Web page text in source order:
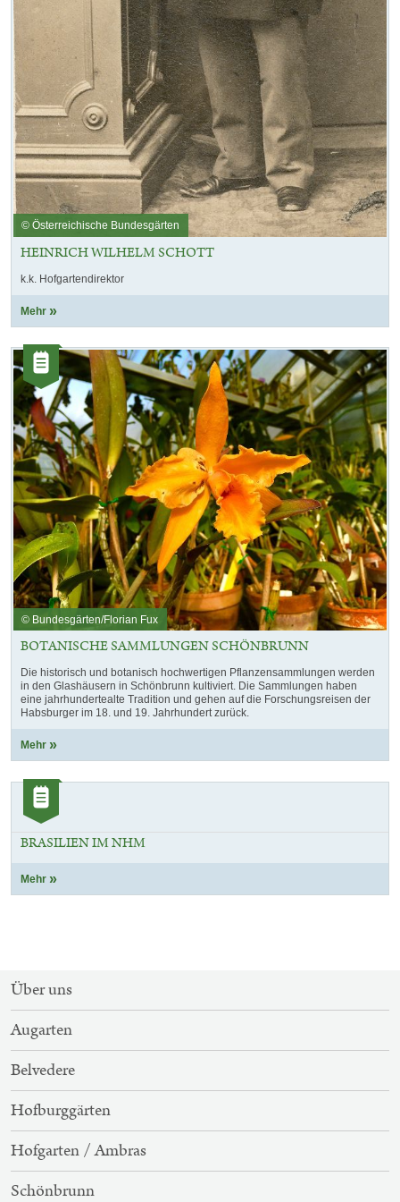
© Österreichische Bundesgärten
HEINRICH WILHELM SCHOTT
k.k. Hofgartendirektor
Mehr
Kategorie:
Artikel
© Bundesgärten/Florian Fux
BOTANISCHE SAMMLUNGEN SCHÖNBRUNN
Die historisch und botanisch hochwertigen Pflanzensammlungen werden
in den Glashäusern in Schönbrunn kultiviert. Die Sammlungen haben
eine jahrhundertealte Tradition und gehen auf die Forschungsreisen der
Habsburger im 18. und 19. Jahrhundert zurück.
Mehr
Kategorie:
Artikel
BRASILIEN IM NHM
Mehr
SITEMAP-
NAVIGATION
Über uns
Augarten
Belvedere
Hofburggärten
Hofgarten / Ambras
Schönbrunn